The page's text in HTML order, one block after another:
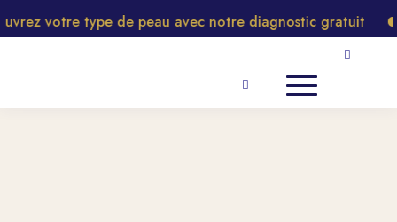
votre type de peau avec notre diagnostic gratuit